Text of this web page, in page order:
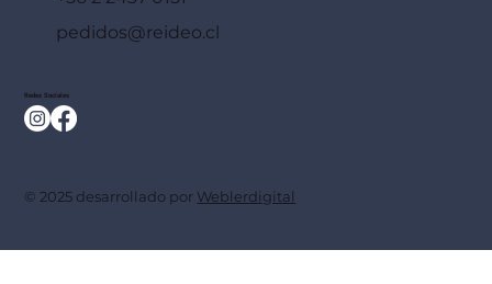
pedidos@reideo.cl
Redes Sociales
© 2025 desarrollado por Weblerdigital